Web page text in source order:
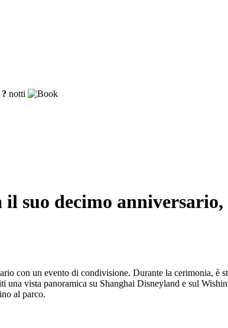
? notti
suo decimo
con un evento di condivisione. Durante la cerimonia, è
vista panoramica su Shanghai Disneyland e sul
al parco.